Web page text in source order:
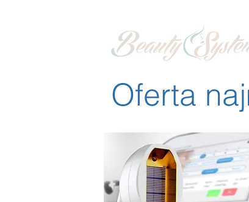
Oferta